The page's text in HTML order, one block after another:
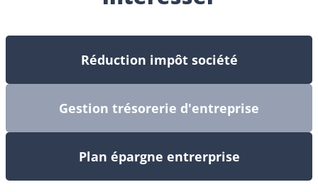
Réduction impôt société
Gestion trésorerie d'entreprise
Plan épargne entrerprise